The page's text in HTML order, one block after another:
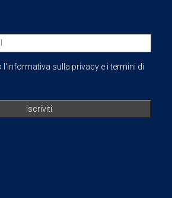
l'informativa sulla privacy e i termini di